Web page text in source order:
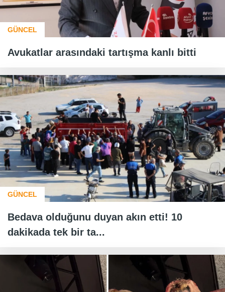
GÜNCEL
Avukatlar arasındaki tartışma kanlı bitti
GÜNCEL
Bedava olduğunu duyan akın etti! 10
dakikada tek bir ta...